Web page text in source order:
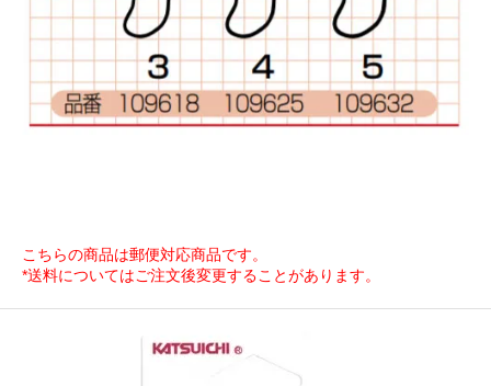
こちらの商品は郵便対応商品です。
*送料についてはご注文後変更することがあります。